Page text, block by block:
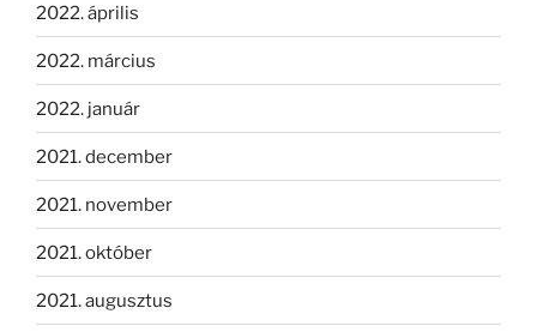
2022. április
2022. március
2022. január
2021. december
2021. november
2021. október
2021. augusztus